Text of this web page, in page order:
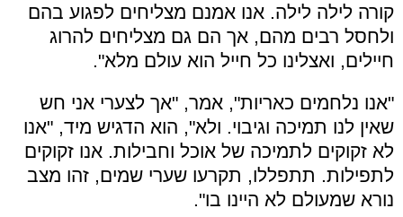
קורה לילה לילה. אנו אמנם מצליחים לפגוע בהם
ולחסל רבים מהם, אך הם גם מצליחים להרוג
חיילים, ואצלינו כל חייל הוא עולם מלא".
"אנו נלחמים כאריות", אמר, "אך לצערי אני חש
שאין לנו תמיכה וגיבוי. ולא", הוא הדגיש מיד, "אנו
לא זקוקים לתמיכה של אוכל וחבילות. אנו זקוקים
לתפילות. תתפללו, תקרעו שערי שמים, זהו מצב
נורא שמעולם לא היינו בו".